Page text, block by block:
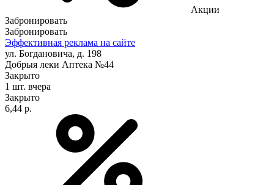
Акции
Забронировать
Забронировать
Эффективная реклама на сайте
ул. Богдановича, д. 198
Добрыя леки Аптека №44
Закрыто
1 шт. вчера
Закрыто
6,44 р.